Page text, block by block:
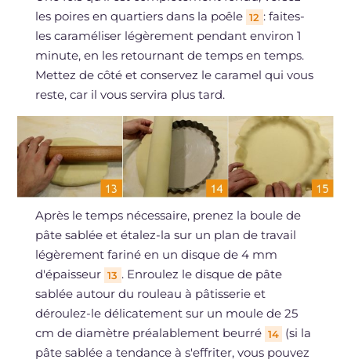
les poires en quartiers dans la poêle 12 : faites-
les caraméliser légèrement pendant environ 1
minute, en les retournant de temps en temps.
Mettez de côté et conservez le caramel qui vous
reste, car il vous servira plus tard.
Après le temps nécessaire, prenez la boule de
pâte sablée et étalez-la sur un plan de travail
légèrement fariné en un disque de 4 mm
d'épaisseur 13 . Enroulez le disque de pâte
sablée autour du rouleau à pâtisserie et
déroulez-le délicatement sur un moule de 25
cm de diamètre préalablement beurré 14 (si la
pâte sablée a tendance à s'effriter, vous pouvez